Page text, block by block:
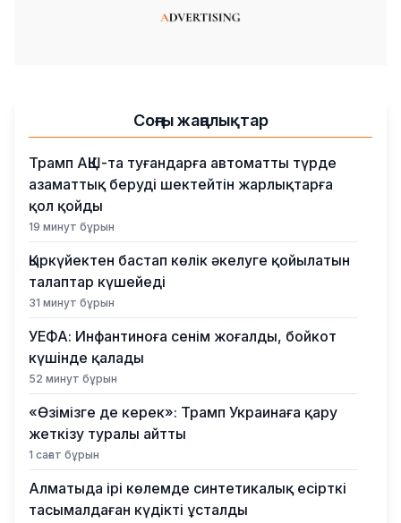
Соңғы жаңалықтар
Трамп АҚШ-та туғандарға автоматты түрде
азаматтық беруді шектейтін жарлықтарға
қол қойды
19 минут бұрын
Қыркүйектен бастап көлік әкелуге қойылатын
талаптар күшейеді
31 минут бұрын
УЕФА: Инфантиноға сенім жоғалды, бойкот
күшінде қалады
52 минут бұрын
«Өзімізге де керек»: Трамп Украинаға қару
жеткізу туралы айтты
1 сағат бұрын
Алматыда ірі көлемде синтетикалық есірткі
тасымалдаған күдікті ұсталды